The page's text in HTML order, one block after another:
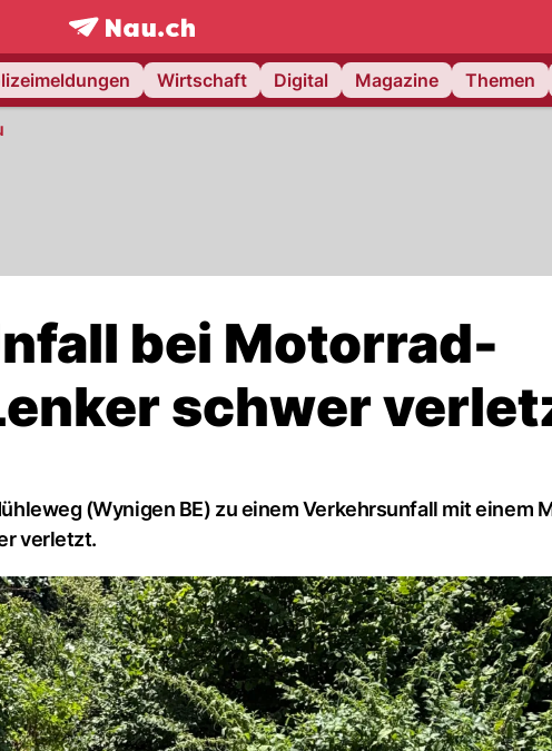
frontpage.NAU.ch
Wirtschaft Digital Magazine Themen
bei Motorrad-
schwer
(Wynigen BE) zu einem Verkehrsunfall mit einem
verletzt.